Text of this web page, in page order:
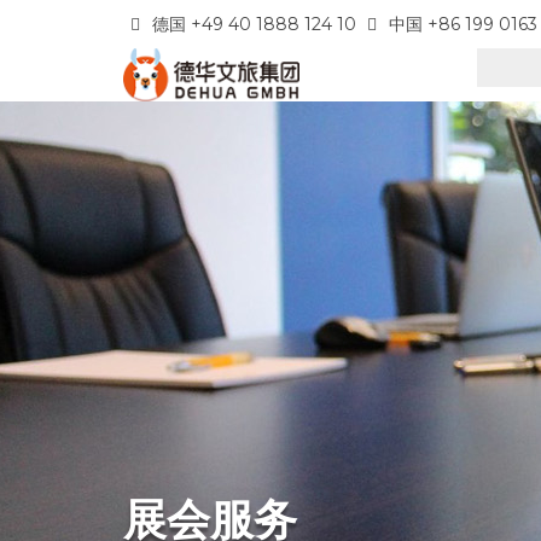
德国 +49 40 1888 124 10 中国 +86 199
展会服务